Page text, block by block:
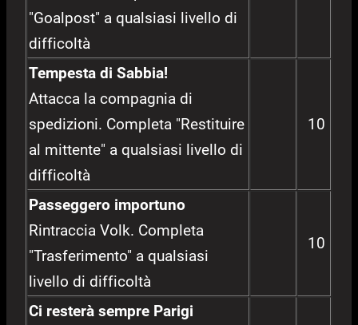
"Goalpost" a qualsiasi livello di
difficoltà
Tempesta di Sabbia!
Attacca la compagnia di
spedizioni. Completa "Restituire
al mittente" a qualsiasi livello di
difficoltà
10
Passeggero importuno
Rintraccia Volk. Completa
"Trasferimento" a qualsiasi
livello di difficoltà
10
Ci resterà sempre Parigi